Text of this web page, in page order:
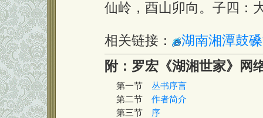
仙岭，酉山卯向。子四：
相关链接：
湖南湘潭鼓
附：罗宏《湖湘世家》网
第一节 丛书序言
第二节 作者简介
第三节
序